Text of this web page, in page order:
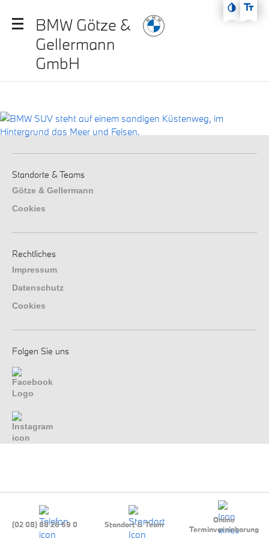
Zum Hauptmenü
BMW Götze &
Gellermann
GmbH
(02 08) 88 26 69 0 Standort & Team
Online
Terminvereinbarung
Standorte & Teams
Götze & Gellermann
Cookies
Rechtliches
Impressum
Datenschutz
Cookies
Folgen Sie uns